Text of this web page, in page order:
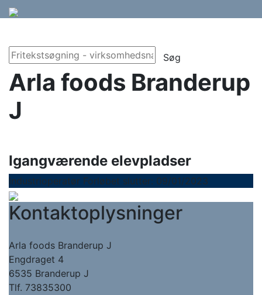
Søg
Arla foods Branderup
J
Igangværende elevpladser
Industrioperatør Forløbet slutter: 09/01/2023
Kontaktoplysninger
Arla foods Branderup J
Engdraget 4
6535 Branderup J
Tlf. 73835300